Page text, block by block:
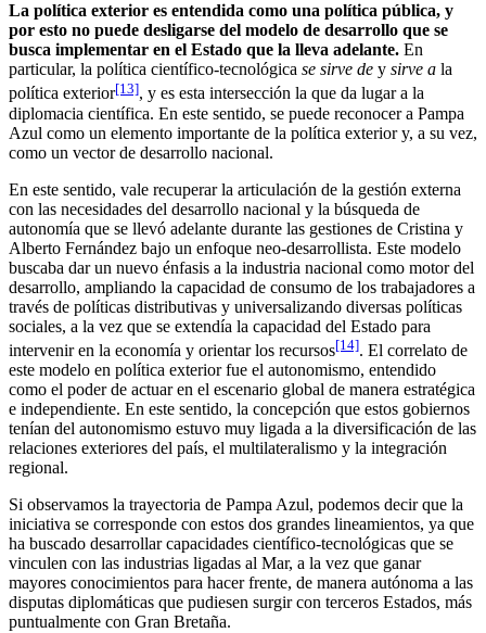
La política exterior es entendida como una política pública, y
por esto no puede desligarse del modelo de desarrollo que se
busca implementar en el Estado que la lleva adelante. En
particular, la política científico-tecnológica se sirve de y sirve a la
política exterior[13], y es esta intersección la que da lugar a la
diplomacia científica. En este sentido, se puede reconocer a Pampa
Azul como un elemento importante de la política exterior y, a su vez,
como un vector de desarrollo nacional.
En este sentido, vale recuperar la articulación de la gestión externa
con las necesidades del desarrollo nacional y la búsqueda de
autonomía que se llevó adelante durante las gestiones de Cristina y
Alberto Fernández bajo un enfoque neo-desarrollista. Este modelo
buscaba dar un nuevo énfasis a la industria nacional como motor del
desarrollo, ampliando la capacidad de consumo de los trabajadores a
través de políticas distributivas y universalizando diversas políticas
sociales, a la vez que se extendía la capacidad del Estado para
intervenir en la economía y orientar los recursos[14]. El correlato de
este modelo en política exterior fue el autonomismo, entendido
como el poder de actuar en el escenario global de manera estratégica
e independiente. En este sentido, la concepción que estos gobiernos
tenían del autonomismo estuvo muy ligada a la diversificación de las
relaciones exteriores del país, el multilateralismo y la integración
regional.
Si observamos la trayectoria de Pampa Azul, podemos decir que la
iniciativa se corresponde con estos dos grandes lineamientos, ya que
ha buscado desarrollar capacidades científico-tecnológicas que se
vinculen con las industrias ligadas al Mar, a la vez que ganar
mayores conocimientos para hacer frente, de manera autónoma a las
disputas diplomáticas que pudiesen surgir con terceros Estados, más
puntualmente con Gran Bretaña.